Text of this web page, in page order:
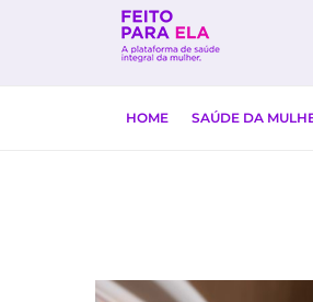
HOME SAÚDE DA